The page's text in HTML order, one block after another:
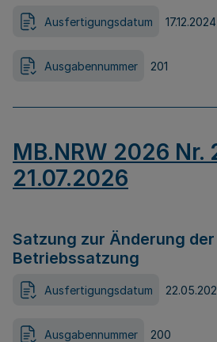
Ausfertigungsdatum 17.12.2024
Ausgabennummer 201
MB.NRW 2026 Nr.
21.07.2026
Satzung zur Änderung der
Betriebssatzung
Ausfertigungsdatum
Ausgabennummer 200